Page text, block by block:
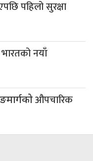
पहिलो सुरक्षा
नयाँ
औपचारिक